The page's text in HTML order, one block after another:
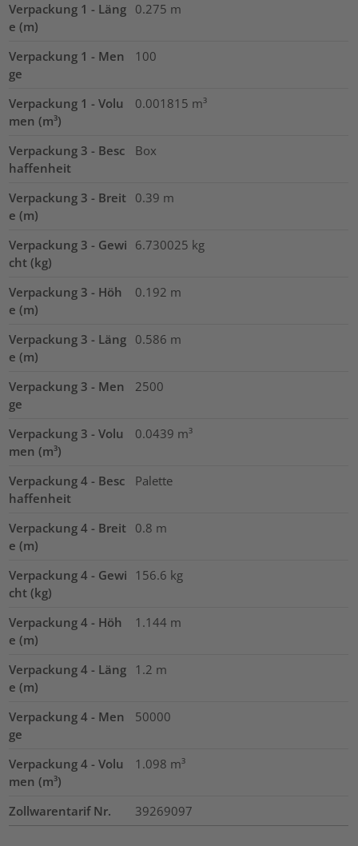
Verpackung 1 - Läng
e (m)
0.275 m
Verpackung 1 - Men
ge
100
Verpackung 1 - Volu
men (m³)
0.001815 m³
Verpackung 3 - Besc
haffenheit
Box
Verpackung 3 - Breit
e (m)
0.39 m
Verpackung 3 - Gewi
cht (kg)
6.730025 kg
Verpackung 3 - Höh
e (m)
0.192 m
Verpackung 3 - Läng
e (m)
0.586 m
Verpackung 3 - Men
ge
2500
Verpackung 3 - Volu
men (m³)
0.0439 m³
Verpackung 4 - Besc
haffenheit
Palette
Verpackung 4 - Breit
e (m)
0.8 m
Verpackung 4 - Gewi
cht (kg)
156.6 kg
Verpackung 4 - Höh
e (m)
1.144 m
Verpackung 4 - Läng
e (m)
1.2 m
Verpackung 4 - Men
ge
50000
Verpackung 4 - Volu
men (m³)
1.098 m³
Zollwarentarif Nr. 39269097